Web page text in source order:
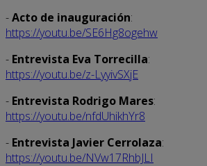
-Acto de inauguración:
https://youtu.be/SE6Hg8ogehw
- Entrevista Eva Torrecilla:
https://youtu.be/z-LyyivSXjE
- Entrevista Rodrigo Mares:
https://youtu.be/nfdUhikhYr8
- Entrevista Javier Cerrolaza:
https://youtu.be/NVw17RhbJLI